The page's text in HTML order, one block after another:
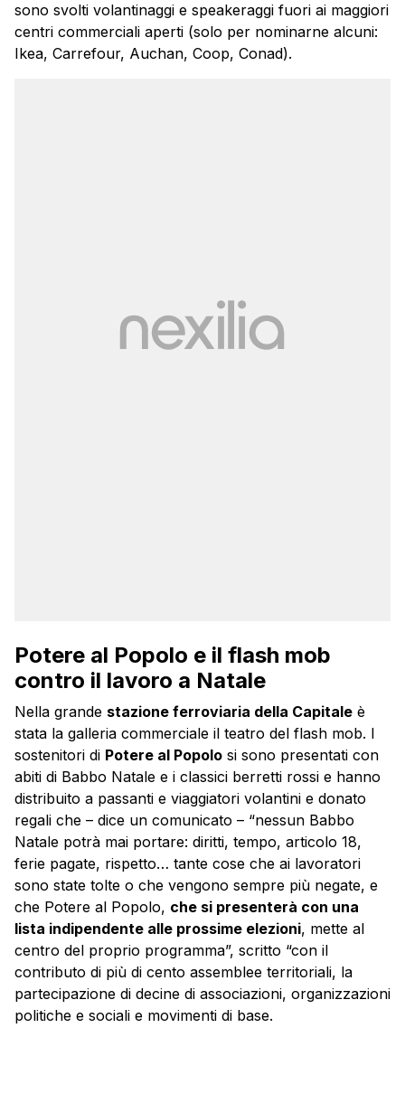
sono svolti volantinaggi e speakeraggi fuori ai maggiori
centri commerciali aperti (solo per nominarne alcuni:
Ikea, Carrefour, Auchan, Coop, Conad).
Potere al Popolo e il flash mob
contro il lavoro a Natale
Nella grande stazione ferroviaria della Capitale è
stata la galleria commerciale il teatro del flash mob. I
sostenitori di Potere al Popolo si sono presentati con
abiti di Babbo Natale e i classici berretti rossi e hanno
distribuito a passanti e viaggiatori volantini e donato
regali che – dice un comunicato – “nessun Babbo
Natale potrà mai portare: diritti, tempo, articolo 18,
ferie pagate, rispetto… tante cose che ai lavoratori
sono state tolte o che vengono sempre più negate, e
che Potere al Popolo, che si presenterà con una
lista indipendente alle prossime elezioni, mette al
centro del proprio programma”, scritto “con il
contributo di più di cento assemblee territoriali, la
partecipazione di decine di associazioni, organizzazioni
politiche e sociali e movimenti di base.